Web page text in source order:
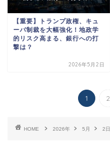
【重要】トランプ政権、キュ
ーバ制裁を大幅強化！地政学
的リスク高まる、銀行への打
撃は？
2026年5月2日
1 2
HOME 2026年 5月 2日